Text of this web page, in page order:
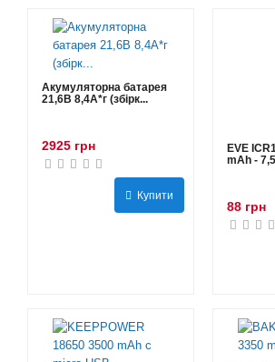
Акумуляторна батарея
21,6В 8,4A*г (збірк...
2925 грн
Купити
EVE
mAh -
88 грн